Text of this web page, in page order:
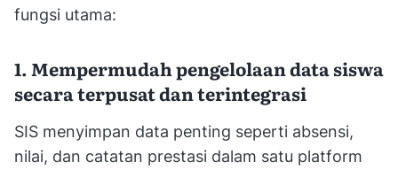
fungsi utama:
1. Mempermudah pengelolaan data siswa
secara terpusat dan terintegrasi
SIS menyimpan data penting seperti absensi,
nilai, dan catatan prestasi dalam satu platform